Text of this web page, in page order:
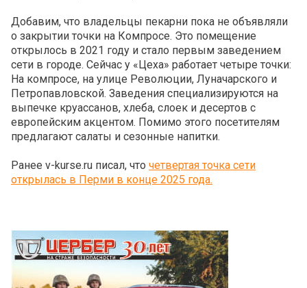
Добавим, что владельцы пекарни пока не объявляли
о закрытии точки на Компросе. Это помещение
открылось в 2021 году и стало первым заведением
сети в городе. Сейчас у «Цеха» работает четыре точки:
На компросе, на улице Революции, Луначарского и
Петропавловской. Заведения специализируются на
выпечке круассанов, хлеба, слоек и десертов с
европейским акцентом. Помимо этого посетителям
предлагают салаты и сезонные напитки.
Ранее v-kurse.ru писал, что четвертая точка сети
открылась в Перми в конце 2025 года.